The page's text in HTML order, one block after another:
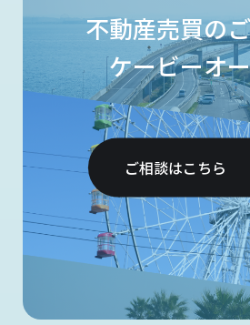
不動産売買の
ケービーオ
ご相談はこちら